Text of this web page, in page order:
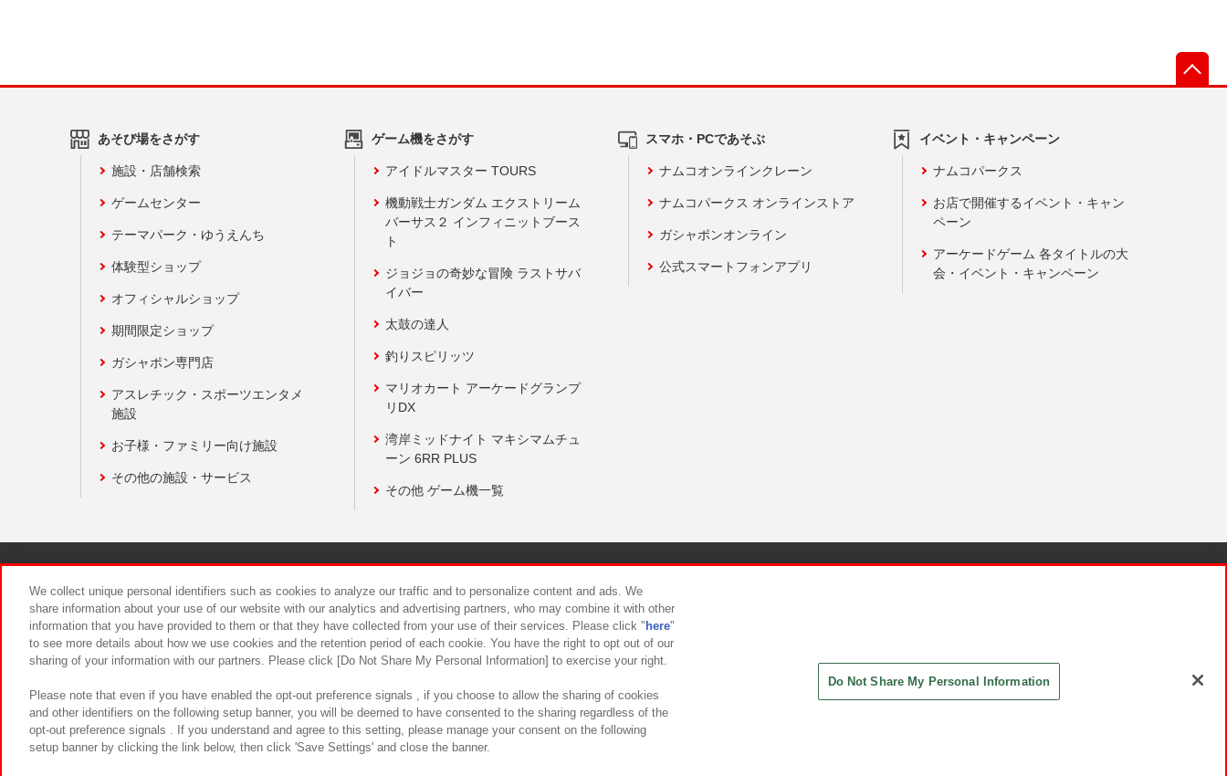
あそび場をさがす
施設・店舗検索
ゲームセンター
テーマパーク・ゆうえんち
体験型ショップ
オフィシャルショップ
期間限定ショップ
ガシャポン専門店
アスレチック・スポーツエンタメ
施設
お子様・ファミリー向け施設
その他の施設・サービス
ゲーム機をさがす
アイドルマスター TOURS
機動戦士ガンダム エクストリーム
バーサス２ インフィニットブース
ト
ジョジョの奇妙な冒険 ラストサバ
イバー
太鼓の達人
釣りスピリッツ
マリオカート アーケードグランプ
リDX
湾岸ミッドナイト マキシマムチュ
ーン 6RR PLUS
その他 ゲーム機一覧
スマホ・PCであそぶ
ナムコオンラインクレーン
ナムコパークス オンラインストア
ガシャポンオンライン
公式スマートフォンアプリ
イベント・キャンペーン
ナムコパークス
お店で開催するイベント・キャン
ペーン
アーケードゲーム 各タイトルの大
会・イベント・キャンペーン
食品のご提供について カスタマーハラスメント対応方針
We collect unique personal identifiers such as cookies to analyze our traffic and to personalize content and ads. We
share information about your use of our website with our analytics and advertising partners, who may combine it with other
information that you have provided to them or that they have collected from your use of their services. Please click " here"
to see more details about how we use cookies and the retention period of each cookie. You have the right to opt out of our
sharing of your information with our partners. Please click [Do Not Share My Personal Information] to exercise your right.
Please note that even if you have enabled the opt-out preference signals , if you choose to allow the sharing of cookies
and other identifiers on the following setup banner, you will be deemed to have consented to the sharing regardless of the
opt-out preference signals . If you understand and agree to this setting, please manage your consent on the following
setup banner by clicking the link below, then click 'Save Settings' and close the banner.
Do Not Share My Personal Information